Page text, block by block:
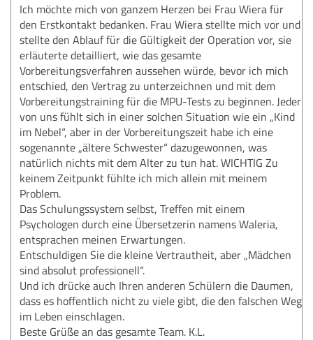
Ich möchte mich von ganzem Herzen bei Frau Wiera für
den Erstkontakt bedanken. Frau Wiera stellte mich vor und
stellte den Ablauf für die Gültigkeit der Operation vor, sie
erläuterte detailliert, wie das gesamte
Vorbereitungsverfahren aussehen würde, bevor ich mich
entschied, den Vertrag zu unterzeichnen und mit dem
Vorbereitungstraining für die MPU-Tests zu beginnen. Jeder
von uns fühlt sich in einer solchen Situation wie ein „Kind
im Nebel“, aber in der Vorbereitungszeit habe ich eine
sogenannte „ältere Schwester“ dazugewonnen, was
natürlich nichts mit dem Alter zu tun hat. WICHTIG Zu
keinem Zeitpunkt fühlte ich mich allein mit meinem
Problem.
Das Schulungssystem selbst, Treffen mit einem
Psychologen durch eine Übersetzerin namens Waleria,
entsprachen meinen Erwartungen.
Entschuldigen Sie die kleine Vertrautheit, aber „Mädchen
sind absolut professionell“.
Und ich drücke auch Ihren anderen Schülern die Daumen,
dass es hoffentlich nicht zu viele gibt, die den falschen Weg
im Leben einschlagen.
Beste Grüße an das gesamte Team. K.L.